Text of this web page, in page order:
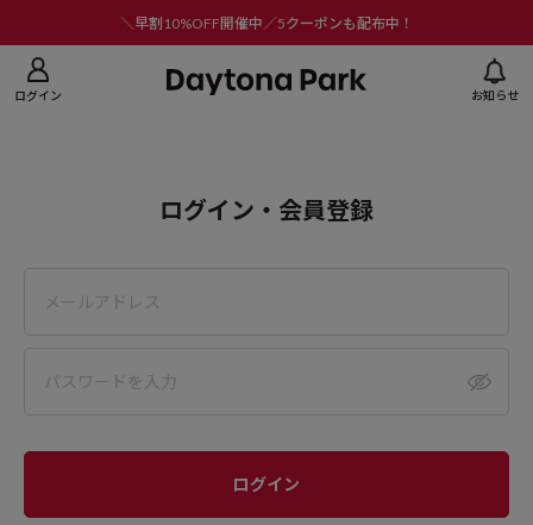
＼早割10%OFF開催中／5クーポンも配布中！
ログイン お知らせ
ログイン・会員登録